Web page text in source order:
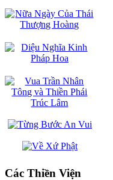
Các Thiền Viện